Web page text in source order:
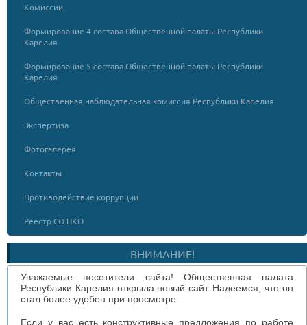
Комиссии
Формирование 4 состава Общественной палаты Республики
Карелия
Формирование 5 состава Общественной палаты Республики
Карелия
Общественная наблюдательная комиссия Республики Карелия
Экспертиза
Фотогалерея
Контакты
Противодействие коррупции
Реестр СО НКО
ВНИМАНИЕ!
Уважаемые посетители сайта! Общественная палата
Республики Карелия открыла новый сайт. Надеемся, что он
стал более удобен при просмотре.
Если у вас есть конструктивные предложения по работе